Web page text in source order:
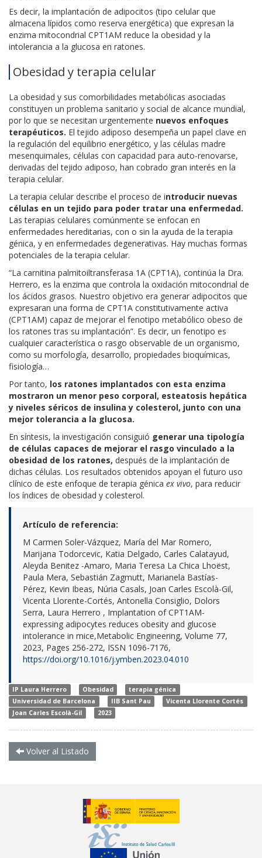
Es decir, la implantación de adipocitos (tipo celular que
almacena lípidos como reserva energética) que expresan la
enzima mitocondrial CPT1AM reduce la obesidad y la
intolerancia a la glucosa en ratones.
Obesidad y terapia celular
La obesidad y sus comorbilidades metabólicas asociadas
constituyen un problema sanitario y social de alcance mundial,
por lo que se necesitan urgentemente nuevos enfoques
terapéuticos. El tejido adiposo desempeña un papel clave en
la regulación del equilibrio energético, y las células madre
mesenquimales, células con capacidad para auto-renovarse,
derivadas del tejido adiposo, han cobrado gran interés en la
terapia celular.
La terapia celular describe el proceso de introducir nuevas
células en un tejido para poder tratar una enfermedad.
Las terapias celulares comúnmente se enfocan en
enfermedades hereditarias, con o sin la ayuda de la terapia
génica, y en enfermedades degenerativas. Hay muchas formas
potenciales de la terapia celular.
“La carnitina palmitoiltransferasa 1A (CPT1A), continúa la Dra.
Herrero, es la enzima que controla la oxidación mitocondrial de
los ácidos grasos. Nuestro objetivo era generar adipocitos que
expresaran una forma de CPT1A constitutivamente activa
(CPT1AM) capaz de mejorar el fenotipo metabólico obeso de
los ratones tras su implantación”. Es decir, un fenotipo es
cualquier característica o rasgo observable de un organismo,
como su morfología, desarrollo, propiedades bioquímicas,
fisiología…
Por tanto, los ratones implantados con esta enzima
mostraron un menor peso corporal, esteatosis hepática
y niveles séricos de insulina y colesterol, junto con una
mejor tolerancia a la glucosa.
En síntesis, la investigación consiguió generar una tipología
de células capaces de mejorar el rasgo vinculado a la
obesidad de los ratones, después de la implantación de
dichas células. Los resultados obtenidos apoyan el futuro uso
clínico de este enfoque de terapia génica ex vivo, para reducir
los índices de obesidad y colesterol.
Artículo de referencia:
M Carmen Soler-Vázquez, María del Mar Romero,
Marijana Todorcevic, Katia Delgado, Carles Calatayud,
Aleyda Benitez -Amaro, Maria Teresa La Chica Lhoëst,
Paula Mera, Sebastián Zagmutt, Marianela Bastías-
Pérez, Kevin Ibeas, Núria Casals, Joan Carles Escolà-Gil,
Vicenta Llorente-Cortés, Antonella Consiglio, Dolors
Serra, Laura Herrero , Implantation of CPT1AM-
expressing adipocytes reduces obesity and glucose
intolerance in mice,Metabolic Engineering, Volume 77,
2023, Pages 256-272, ISSN 1096-7176,
https://doi.org/10.1016/j.ymben.2023.04.010
IP Laura Herrero Obesidad
terapia génica
Universidad de Barcelona
IIB Sant Pau
Vicenta Llorente Cortés
Joan Carles Escolà-Gil
2023
Volver al Listado